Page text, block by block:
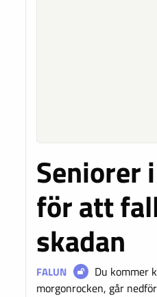
Seniorer
för att
skadan
FALUN
Du kommer
morgonrocken, går